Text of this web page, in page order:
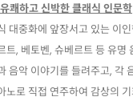
쾌하고 신박한 클래식 인문학
대중화에 앞장서고 있는 이
트, 베토벤, 슈베르트 등 유명
음악 이야기를 들려주고, 각
노로 직접 연주하여 감상의